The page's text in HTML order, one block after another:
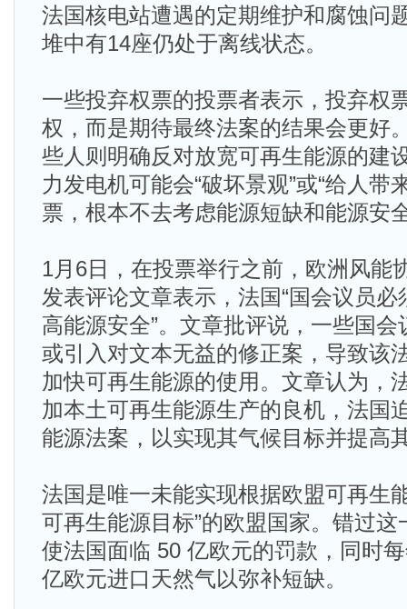
法国核电站遭遇的定期维护和腐蚀问
堆中有14座仍处于离线状态。
一些投弃权票的投票者表示，投弃权
权，而是期待最终法案的结果会更好
些人则明确反对放宽可再生能源的建
力发电机可能会“破坏景观”或“给人带
票，根本不去考虑能源短缺和能源安
1月6日，在投票举行之前，欧洲风能
发表评论文章表示，法国“国会议员
高能源安全”。文章批评说，一些国
或引入对文本无益的修正案，导致该
加快可再生能源的使用。文章认为，
加本土可再生能源生产的良机，法国
能源法案，以实现其气候目标并提高
法国是唯一未能实现根据欧盟可再生
可再生能源目标”的欧盟国家。错过
使法国面临 50 亿欧元的罚款，同时
亿欧元进口天然气以弥补短缺。